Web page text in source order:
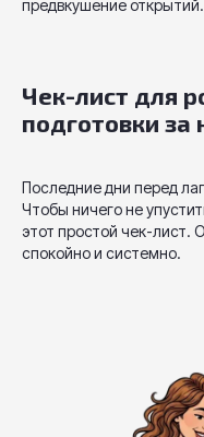
предвкушение открытий.
Чек-лист для
подготовки
Последние дни перед
Чтобы ничего не
этот простой чек-лист.
спокойно и системно.